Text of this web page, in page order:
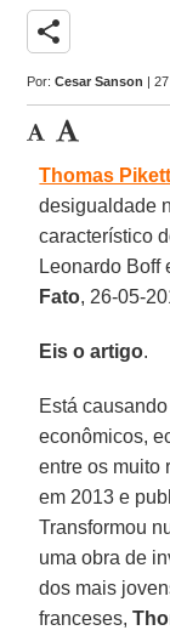
share
Por:Cesar Sanson |
Thomas
desigualdade
característico
Leonardo Boff
Fato, 26-05-
Eis o artigo.
Está
econômicos,
entre os muito
em 2013 e
Transformou
uma obra de
dos mais
franceses,